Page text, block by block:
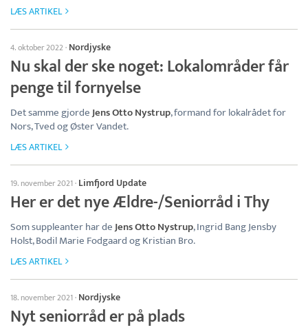
LÆS ARTIKEL
4. oktober 2022· Nordjyske
Nu skal der ske noget: Lokalområder får
penge til fornyelse
Det samme gjordeJens Otto Nystrup, formand for lokalrådet for
Nors, Tved og Øster Vandet.
LÆS ARTIKEL
19. november 2021· Limfjord Update
Her er det nye Ældre-/Seniorråd i Thy
Som suppleanter har deJens Otto Nystrup, Ingrid Bang Jensby
Holst, Bodil Marie Fodgaard og Kristian Bro.
LÆS ARTIKEL
18. november 2021· Nordjyske
Nyt seniorråd er på plads